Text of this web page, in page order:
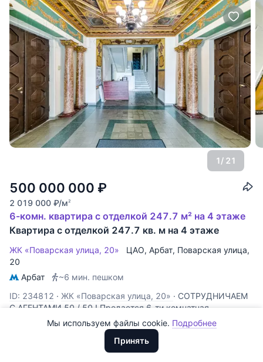
1/ 21
500 000 000 ₽
2 019 000 ₽/м2
6-комн. квартира с отделкой 247.7 м² на 4 этаже
Квартира с отделкой 247.7 кв. м на 4 этаже
ЖК «Поварская улица, 20» ЦАО, Арбат, Поварская улица,
20
Арбат
~6 мин. пешком
ID: 234812 · ЖК «Поварская улица, 20» · СОТРУДНИЧАЕМ
С АГЕНТАМИ 50 / 50 ! Продается 6-ти комнатная
историческая квартира площадью 250,5 кв. м. на 4 этаже
бывшего дореволюционного доходного дома, являющимся
выявленным объектом культурного наследия. Квартира на
три стороны, вид из всех
Винидиктов и Партнеры
Получена аккредитация
Сегодня
Вчера
За неделю
ДолларыМы используем файлы cookie. Подробнее
ООО "ХоумХантер" использует cookie для обеспечения
функционирования веб-сайта, аналитики действий на веб-сайте
Принять